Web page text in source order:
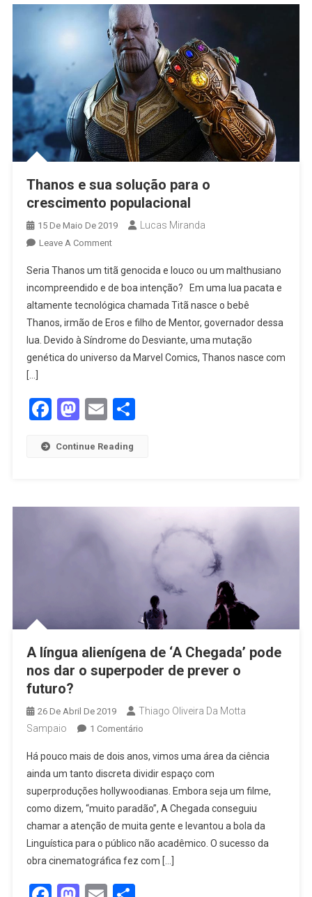
Thanos e sua solução para o
crescimento populacional
15 De Maio De 2019 Lucas Miranda
Leave A Comment
Seria Thanos um titã genocida e louco ou um malthusiano
incompreendido e de boa intenção? Em uma lua pacata e
altamente tecnológica chamada Titã nasce o bebê
Thanos, irmão de Eros e filho de Mentor, governador dessa
lua. Devido à Síndrome do Desviante, uma mutação
genética do universo da Marvel Comics, Thanos nasce com
[…]
Facebook
Mastodon
EmailShare
Continue Reading
A língua alienígena de ‘A Chegada’ pode
nos dar o superpoder de prever o
futuro?
26 De Abril De 2019
Thiago Oliveira Da Motta
Sampaio
1 Comentário
Há pouco mais de dois anos, vimos uma área da ciência
ainda um tanto discreta dividir espaço com
superproduções hollywoodianas. Embora seja um filme,
como dizem, “muito paradão”, A Chegada conseguiu
chamar a atenção de muita gente e levantou a bola da
Linguística para o público não acadêmico. O sucesso da
obra cinematográfica fez com […]